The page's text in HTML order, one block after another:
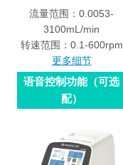
流量范围：0.0053-
3100mL/min
转速范围：0.1-600rpm
更多细节
语音控制功能（可选
配）